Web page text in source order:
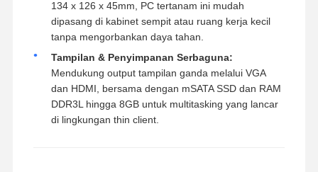
134 x 126 x 45mm, PC tertanam ini mudah
dipasang di kabinet sempit atau ruang kerja kecil
tanpa mengorbankan daya tahan.
Tampilan & Penyimpanan Serbaguna:
Mendukung output tampilan ganda melalui VGA
dan HDMI, bersama dengan mSATA SSD dan RAM
DDR3L hingga 8GB untuk multitasking yang lancar
di lingkungan thin client.